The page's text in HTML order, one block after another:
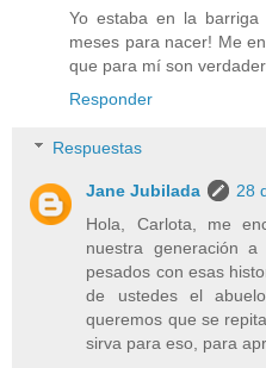
Yo estaba en la
meses para nacer! Me
que para mí son
Responder
Respuestas
Jane Jubilada
28
Hola, Carlota, me
nuestra generación
pesados con esas
de ustedes el
queremos que se
sirva para eso, para